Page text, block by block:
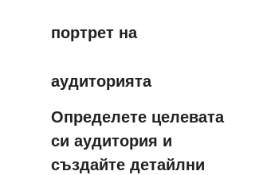
портрет на
аудиторията
Определете целевата
си аудитория и
създайте детайлни